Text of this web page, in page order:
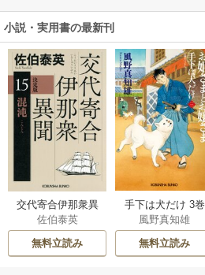
小説・実用書の最新刊
交代寄合伊那衆異
聞 15巻
佐伯泰英
無料立読み
手下は犬だけ 3巻
風野真知雄
無料立読み